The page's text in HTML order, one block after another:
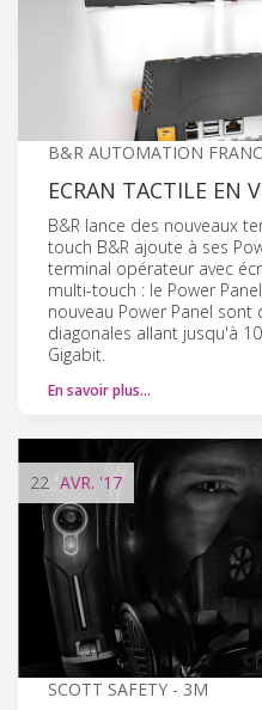
B&R AUTOMATION
ECRAN TACTILE EN
B&R lance des nouveaux
touch B&R ajoute à ses
terminal opérateur avec
multi-touch : le Power
nouveau Power Panel
diagonales allant jusqu'à
Gigabit.
En savoir plus…
22 AVR. '17
SCOTT SAFETY - 3M